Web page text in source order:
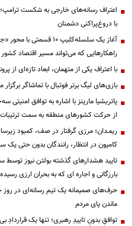
اعتراف رسانه‌های خارجی به شکست
با دروغ‌پراکنی دشمنان
آغاز یک سلسله‌کلیپ ۱۰
راهکارهایی که می‌تواند مسیر اقتصاد کشور
با اعتراف یکی از متهمان، ابعاد تازه‌ای
بازی‌های لیگ برتر فوتبال با تماشاگر
پاتریشیا مارینز با اشاره به توافق امنیتی
از حرکت کشورهای منطقه به سمت
کامیون در انتظار، رانندگان بدون حتی
تایید هشدارهای گذشته بولتن نیوز
بارزگانی و اجاره ای که به بحران ارزی
حرف‌های صمیمانه یک تیم رسانه‌ای در روز
ماندن پای مردم
توافقِ بدونِ تاییدِ رهبری؛ تنها یک